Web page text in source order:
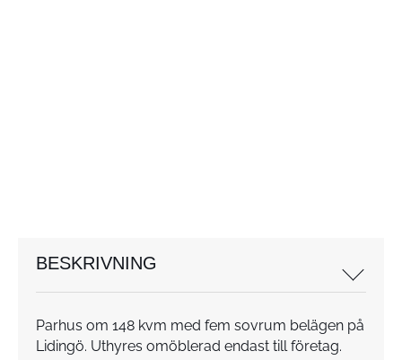
BESKRIVNING
Parhus om 148 kvm med fem sovrum belägen på
Lidingö. Uthyres omöblerad endast till företag.